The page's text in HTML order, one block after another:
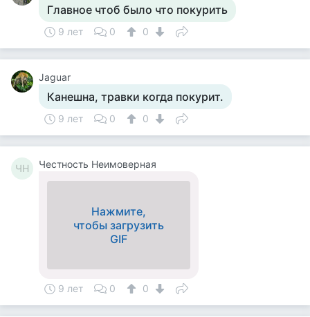
Главное чтоб было что покурить
9 лет 0 0
Jaguar
Канешна, травки когда покурит.
9 лет 0 0
ЧН Честность Неимоверная
Нажмите,
чтобы загрузить
GIF
9 лет 0 0